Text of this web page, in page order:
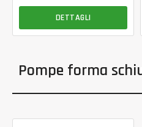
DETTAGLI
Pompe forma